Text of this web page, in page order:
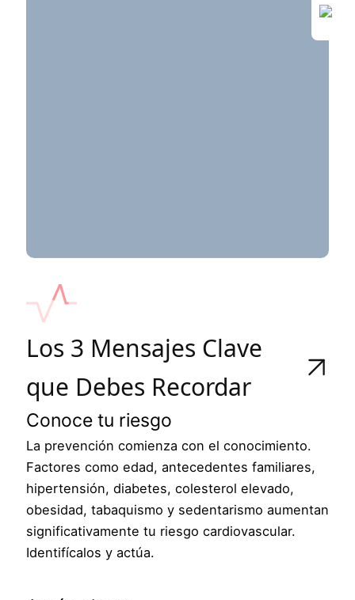
Los 3 Mensajes Clave
que Debes Recordar
Conoce tu riesgo
La prevención comienza con el conocimiento.
Factores como edad, antecedentes familiares,
hipertensión, diabetes, colesterol elevado,
obesidad, tabaquismo y sedentarismo aumentan
significativamente tu riesgo cardiovascular.
Identifícalos y actúa.